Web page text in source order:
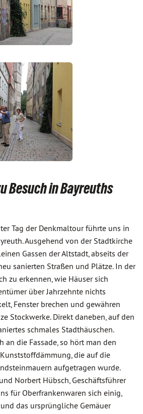
Besuch in Bayreuths
Tag der Denkmaltour führte uns in
Ausgehend von der Stadtkirche
Gassen der Altstadt, abseits der
sanierten Straßen und Plätze. In der
zu erkennen, wie Häuser sich
über Jahrzehnte nichts
Fenster brechen und gewähren
Stockwerke. Direkt daneben, auf den
schmales Stadthäuschen.
an die Fassade, so hört man den
die auf die
aufgetragen wurde.
Norbert Hübsch, Geschäftsführer
für Oberfrankenwaren sich einig,
das ursprüngliche Gemäuer